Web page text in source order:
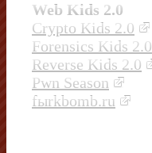
Web Kids 2.0
Crypto Kids 2.0
Forensics Kids 2.0
Reverse Kids 2.0
Pwn Season
fыrkbomb.ru